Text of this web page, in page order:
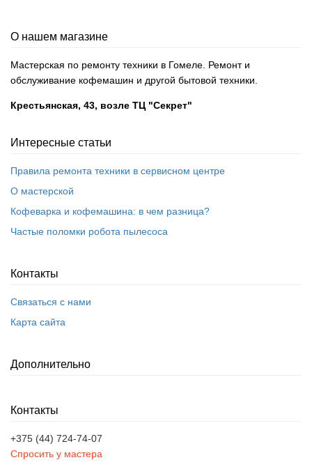
О нашем магазине
Мастерская по ремонту техники в Гомеле. Ремонт и
обслуживание кофемашин и другой бытовой техники.
Крестьянская, 43, возле ТЦ "Секрет"
Интересные статьи
Правила ремонта техники в сервисном центре
О мастерской
Кофеварка и кофемашина: в чем разница?
Частые поломки робота пылесоса
Контакты
Связаться с нами
Карта сайта
Дополнительно
Контакты
+375 (44) 724-74-07
Спросить у мастера